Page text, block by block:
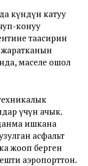
күндүн катуу
конуу
таасирин
жаратканын
маселе ошол
үчүн ачык.
ишкана
асфальт
жооп берген
аэропорттон.